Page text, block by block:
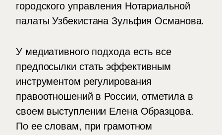
городского управления Нотариальной
палаты Узбекистана Зульфия Османова.
У медиативного подхода есть все
предпосылки стать эффективным
инструментом регулирования
правоотношений в России, отметила в
своем выступлении Елена Образцова.
По ее словам, при грамотном